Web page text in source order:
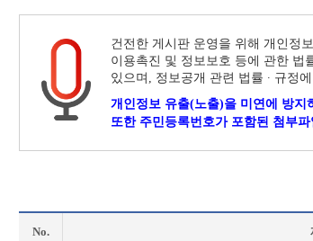
건전한 게시판 운영을 위해 개인정
이용촉진 및 정보보호 등에 관한 법
있으며, 정보공개 관련 법률 ∙ 규정
개인정보 유출(노출)을 미연에 방지
또한 주민등록번호가 포함된 첨부
No.